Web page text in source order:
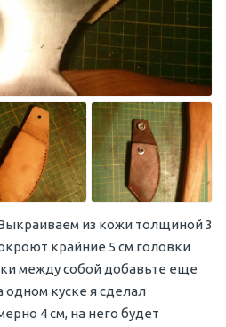
из кожи толщиной 3
крайние 5 см головки
между собой добавьте еще
одном куске я сделал
4 см, на него будет